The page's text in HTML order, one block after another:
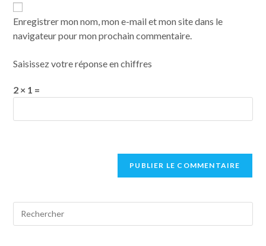
Enregistrer mon nom, mon e-mail et mon site dans le
navigateur pour mon prochain commentaire.
Saisissez votre réponse en chiffres
2 × 1 =